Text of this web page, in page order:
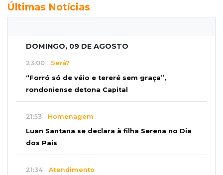
Últimas Notícias
DOMINGO, 09 DE AGOSTO
23:00 Será?
“Forró só de véio e tereré sem graça”,
rondoniense detona Capital
21:53 Homenagem
Luan Santana se declara à filha Serena no Dia
dos Pais
21:34 Atendimento